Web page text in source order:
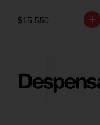
85 GRS
$15.550